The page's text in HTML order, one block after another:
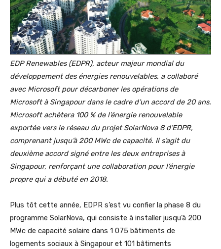
EDP ​​Renewables (EDPR), acteur majeur mondial du
développement des énergies renouvelables, a collaboré
avec Microsoft pour décarboner les opérations de
Microsoft à Singapour dans le cadre d’un accord de 20 ans.
Microsoft achètera 100 % de l’énergie renouvelable
exportée vers le réseau du projet SolarNova 8 d’EDPR,
comprenant jusqu’à 200 MWc de capacité. Il s’agit du
deuxième accord signé entre les deux entreprises à
Singapour, renforçant une collaboration pour l’énergie
propre qui a débuté en 2018.
Plus tôt cette année, EDPR s’est vu confier la phase 8 du
programme SolarNova, qui consiste à installer jusqu’à 200
MWc de capacité solaire dans 1 075 bâtiments de
logements sociaux à Singapour et 101 bâtiments